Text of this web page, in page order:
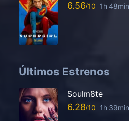
6.56 1h 48min
Últimos Estrenos
Soulm8te
6.28 1h 39min